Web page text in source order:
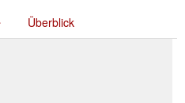
Überblick